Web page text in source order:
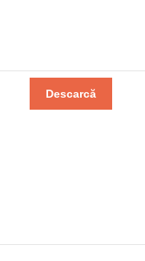
Descarcă